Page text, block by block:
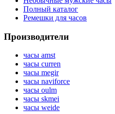
Полный каталог
Ремешки для часов
Производители
часы amst
часы curren
часы megir
часы naviforce
часы oulm
часы skmei
часы weide